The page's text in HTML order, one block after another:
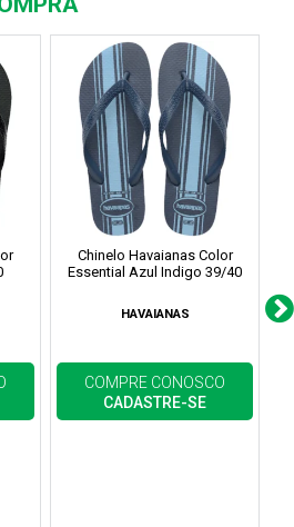
Chinelo Havaianas Color
Essential Azul Indigo 39/40
HAVAIANAS
COMPRE CONOSCO
CADASTRE-SE